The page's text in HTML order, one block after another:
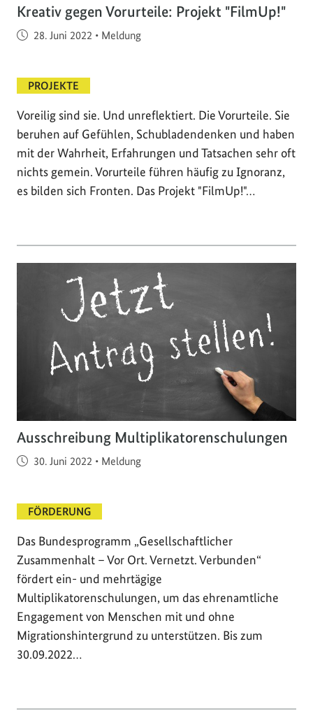
Kreativ gegen Vorurteile: Projekt "FilmUp!"
Veröffentlicht am
28. Juni 2022 • Meldung
PROJEKTE
Voreilig sind sie. Und unreflektiert. Die Vorurteile. Sie
beruhen auf Gefühlen, Schubladendenken und haben
mit der Wahrheit, Erfahrungen und Tatsachen sehr oft
nichts gemein. Vorurteile führen häufig zu Ignoranz,
es bilden sich Fronten. Das Projekt "FilmUp!"…
Ausschreibung Multiplikatorenschulungen
Veröffentlicht am
30. Juni 2022 • Meldung
FÖRDERUNG
Das Bundesprogramm „Gesellschaftlicher
Zusammenhalt – Vor Ort. Vernetzt. Verbunden“
fördert ein- und mehrtägige
Multiplikatorenschulungen, um das ehrenamtliche
Engagement von Menschen mit und ohne
Migrationshintergrund zu unterstützen. Bis zum
30.09.2022…